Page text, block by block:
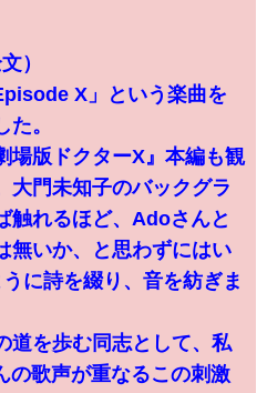
）
X」という楽曲を
。
版ドクターX』本編も観
大門未知子のバックグラ
触れるほど、Adoさんと
無いか、と思わずにはい
に詩を綴り、音を紡ぎま
を歩む同志として、私
の歌声が重なるこの刺激